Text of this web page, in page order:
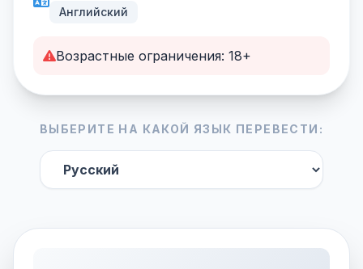
Английский
Возрастные ограничения: 18+
ВЫБЕРИТЕ НА КАКОЙ ЯЗЫК ПЕРЕВЕСТИ: